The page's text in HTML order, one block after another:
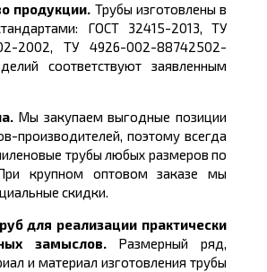
продукции. Трубы изготовлены в
ГОСТ 32415-2013, ТУ
2002, ТУ 4926-002-88742502-
соответствуют заявленным
Мы закупаем выгодные позиции
производителей, поэтому всегда
трубы любых размеров по
крупном оптовом заказе мы
скидки.
для реализации практически
замыслов. Размерный ряд,
и материал изготовления трубы